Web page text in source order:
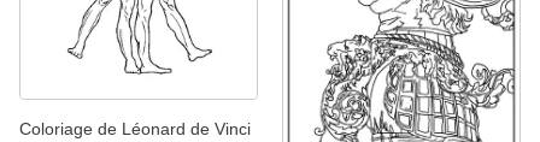
Coloriage de Léonard de Vinci